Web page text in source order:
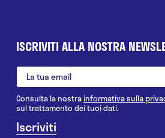
ISCRIVITI ALLA NOSTRA
Consulta la nostrainformativa sulla
sul trattamento dei tuoi dati.